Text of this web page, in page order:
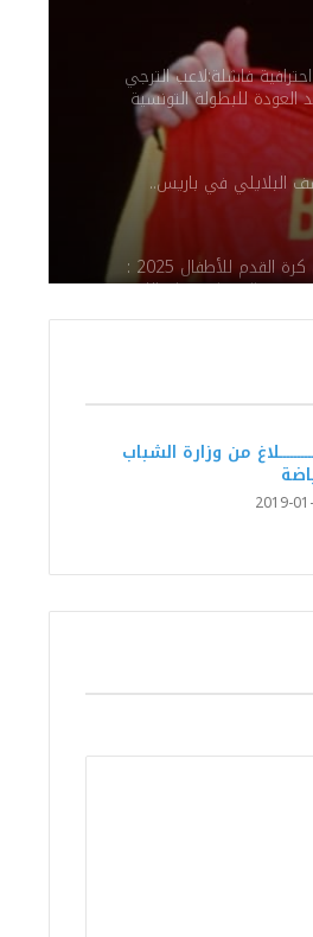
فاشلة:لاعب الترجي
العودة للبطولة التونسية
البلايلي في باريس..
دورة كأس كرة القدم للأطفال 2025 :
بالقيروان تقتلع اللقب
اتّفاق مع اللاعب حسام بن
الإمضاء
التونسية دعاء الشماخي.
على لجنة الحكماء: بين
من وزارة الشباب
2019-